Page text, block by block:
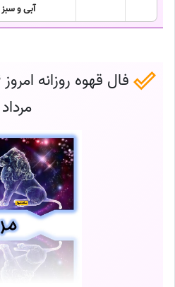
آبی و سبز
فال قهوه روزانه امروز
مرداد